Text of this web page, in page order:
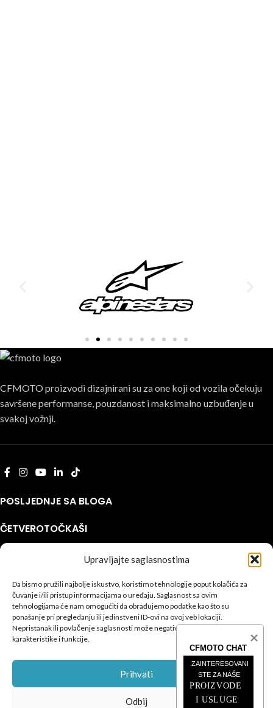
Upravljajte saglasnostima
Da bismo pružili najbolje iskustvo, koristimo tehnologije poput kolačića za
čuvanje i/ili pristup informacijama o uređaju. Saglasnost sa ovim
tehnologijama će nam omogućiti da obrađujemo podatke kao što su
ponašanje pri pregledanju ili jedinstveni ID-ovi na ovoj veb lokaciji.
Nepristanak ili povlačenje saglasnosti može negativno uticati na određene
karakteristike i funkcije.
Prihvati
Odbij
CFMOTO proizvodi dizajnirani su za one koji od vozila očekuju
savršene performanse, pouzdanost i maksimalno uzbuđenje u
svakoj vožnji.
POSLJEDNJE SA BLOGA
ČETVEROTOČKAŠI
INFORMACIJE
CFMOTO© 2026SEO Team.
Privatnost|Kolačići|Uslovi|Podešavanja kolačića
CFMOTO CHAT
ZAINTERESOVANI
STE ZA NAŠE
PROIZVODE
I USLUGE